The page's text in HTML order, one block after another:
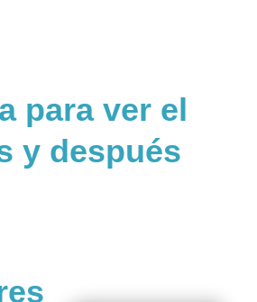
para ver el
y después